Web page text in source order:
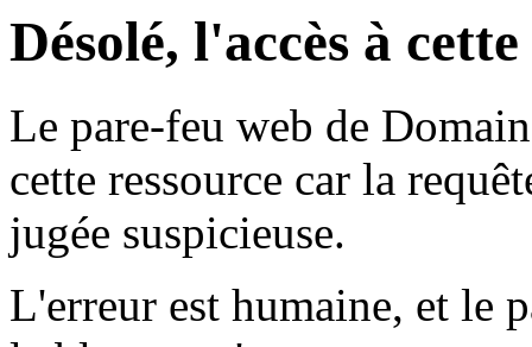
Désolé, l'accès à
Le pare-feu web de
cette ressource car la
jugée suspicieuse.
L'erreur est humaine, et le